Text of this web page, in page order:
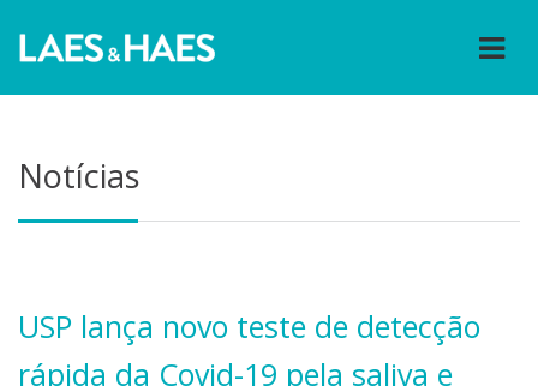
Notícias
USP lança novo teste de detecção
rápida da Covid-19 pela saliva e